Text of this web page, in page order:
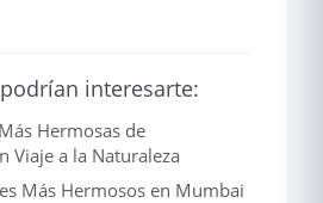
interesarte:
Hermosas de
Viaje a la Naturaleza
Más Hermosos en Mumbai